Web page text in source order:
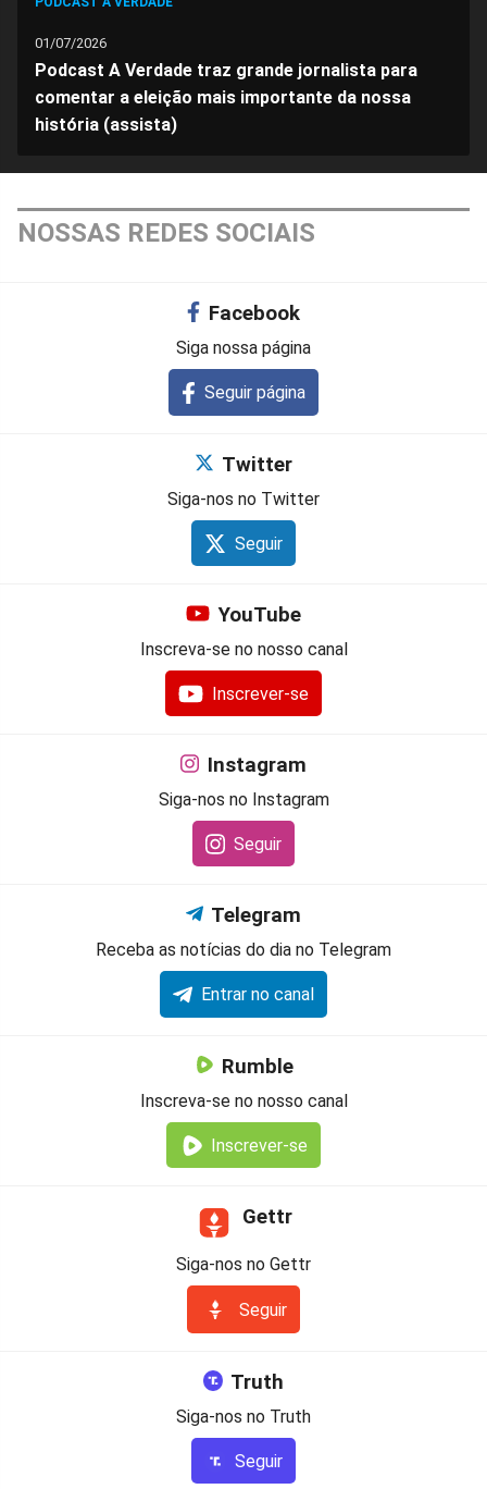
01/07/2026
Podcast A Verdade traz grande jornalista para
comentar a eleição mais importante da nossa
história (assista)
NOSSAS REDES SOCIAIS
Facebook
Siga nossa página
Seguir página
Twitter
Siga-nos no Twitter
Seguir
YouTube
Inscreva-se no nosso canal
Inscrever-se
Instagram
Siga-nos no Instagram
Seguir
Telegram
Receba as notícias do dia no Telegram
Entrar no canal
Rumble
Inscreva-se no nosso canal
Inscrever-se
Gettr
Siga-nos no Gettr
Seguir
Truth
Siga-nos no Truth
Seguir